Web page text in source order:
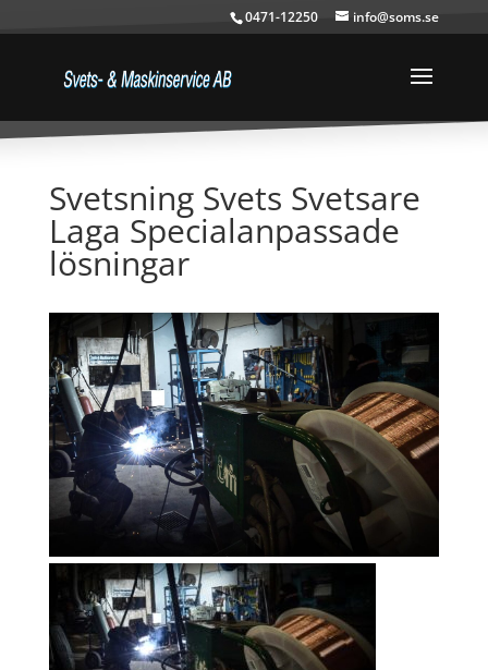
0471-12250 info@soms.se
Svetsning Svets Svetsare
Laga Specialanpassade
lösningar